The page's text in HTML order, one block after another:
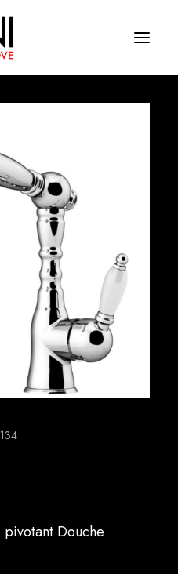
Douche